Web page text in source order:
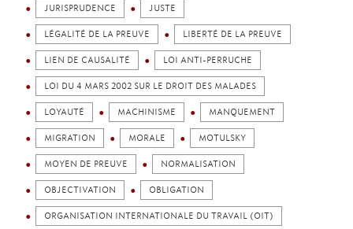
JURISPRUDENCE JUSTE
LÉGALITÉ DE LA PREUVE LIBERTÉ DE LA PREUVE
LIEN DE CAUSALITÉ LOI ANTI-PERRUCHE
LOI DU 4 MARS 2002 SUR LE DROIT DES MALADES
LOYAUTÉ MACHINISME MANQUEMENT
MIGRATION MORALE MOTULSKY
MOYEN DE PREUVE NORMALISATION
OBJECTIVATION OBLIGATION
ORGANISATION INTERNATIONALE DU TRAVAIL (OIT)